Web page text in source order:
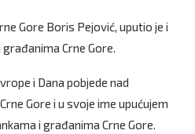
Gore Boris Pejović, uputio je i
Crne Gore.
i Dana pobjede nad
Gore i u svoje ime upućujem
i građanima Crne Gore.